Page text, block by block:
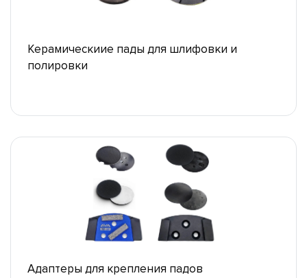
Керамическиие пады для шлифовки и
полировки
Адаптеры для крепления падов